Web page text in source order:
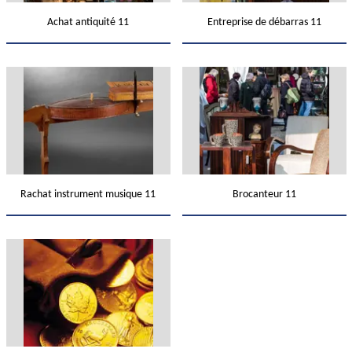
Achat antiquité 11 Entreprise de débarras 11
Rachat instrument musique 11 Brocanteur 11